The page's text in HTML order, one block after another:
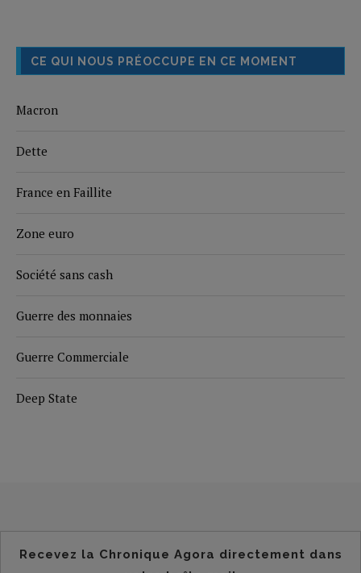
CE QUI NOUS PRÉOCCUPE EN CE MOMENT
Macron
Dette
France en Faillite
Zone euro
Société sans cash
Guerre des monnaies
Guerre Commerciale
Deep State
Recevez la Chronique Agora directement dans